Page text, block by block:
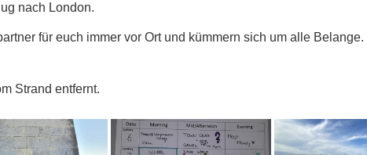
nach London.
für euch immer vor Ort und kümmern sich um alle
Strand entfernt.